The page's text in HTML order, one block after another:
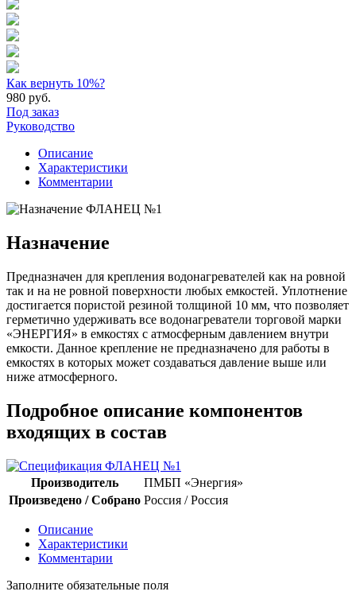
Как вернуть 10%?
980 руб.
Под заказ
Руководство
Описание
Характеристики
Комментарии
Назначение
Предназначен для крепления водонагревателей как на ровной
так и на не ровной поверхности любых емкостей. Уплотнение
достигается пористой резиной толщиной 10 мм, что позволяет
герметично удерживать все водонагреватели торговой марки
«ЭНЕРГИЯ» в емкостях с атмосферным давлением внутри
емкости. Данное крепление не предназначено для работы в
емкостях в которых может создаваться давление выше или
ниже атмосферного.
Подробное описание компонентов
входящих в состав
Производитель
ПМБП «Энергия»
Произведено / Собрано Россия / Россия
Описание
Характеристики
Комментарии
Заполните обязательные поля